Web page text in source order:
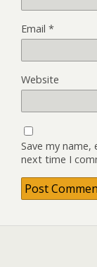
Email *
Website
Save my
next time I